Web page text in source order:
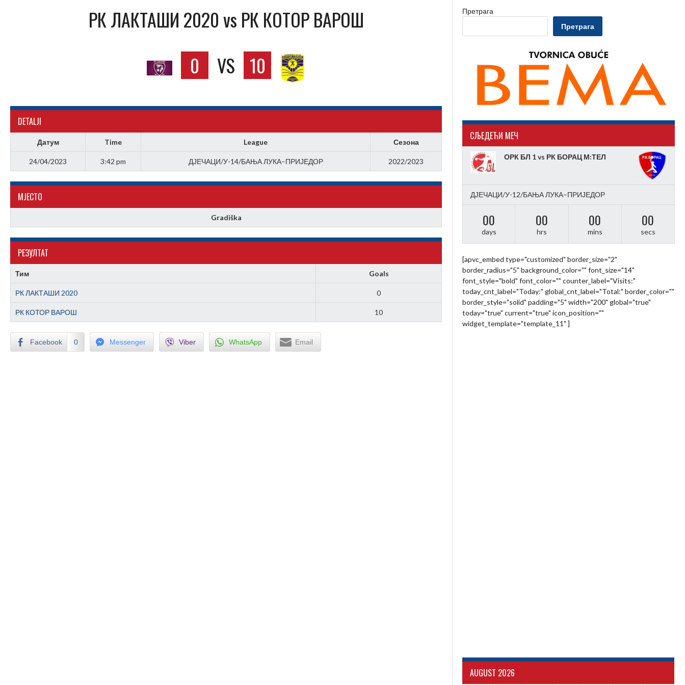
РК ЛАКТАШИ 2020 vs РК КОТОР ВАРОШ
0
VS 10
DETALJI
Датум Time League Сезона
24/04/2023 3:42 pm ДЈЕЧАЦИ/У-14/БАЊА ЛУКА–ПРИЈЕДОР 2022/2023
МJЕСТО
Gradiška
РЕЗУЛТАТ
Тим Goals
РК ЛАКТАШИ 2020 0
РК КОТОР ВАРОШ 10
Facebook 0 Messenger Viber WhatsApp Email
Претрага
Претрага
CЉЕДЕЋИ МЕЧ
ОРК БЛ 1 vs РК БОРАЦ М:ТЕЛ
ДЈЕЧАЦИ/У-12/БАЊА ЛУКА–ПРИЈЕДОР
00
days
00
hrs
00
mins
00
secs
[apvc_embed type="customized" border_size="2"
border_radius="5" background_color="" font_size="14"
font_style="bold" font_color="" counter_label="Visits:"
today_cnt_label="Today:" global_cnt_label="Total:" border_color=""
border_style="solid" padding="5" width="200" global="true"
today="true" current="true" icon_position=""
widget_template="template_11" ]
AUGUST 2026